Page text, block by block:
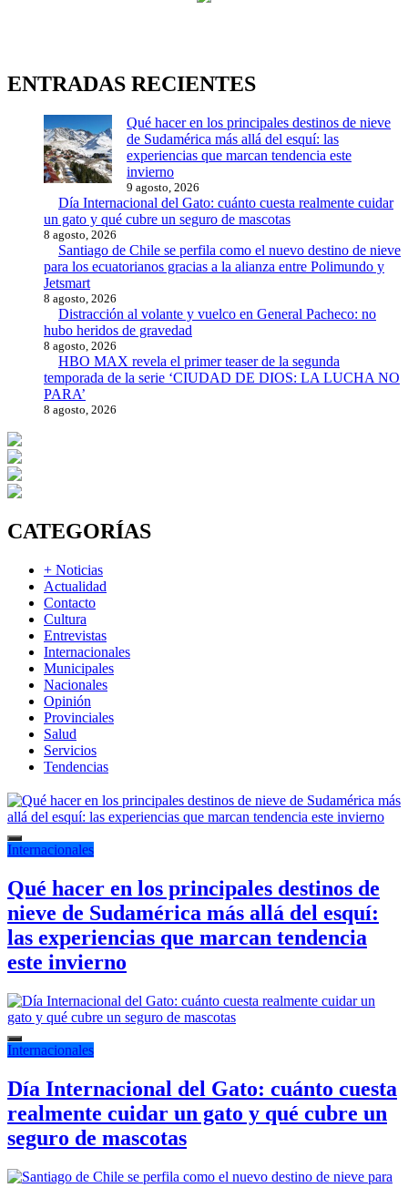
ENTRADAS RECIENTES
Qué hacer en los principales destinos de nieve
de Sudamérica más allá del esquí: las
experiencias que marcan tendencia este
invierno
9 agosto, 2026
Día Internacional del Gato: cuánto cuesta realmente cuidar
un gato y qué cubre un seguro de mascotas
8 agosto, 2026
Santiago de Chile se perfila como el nuevo destino de nieve
para los ecuatorianos gracias a la alianza entre Polimundo y
Jetsmart
8 agosto, 2026
Distracción al volante y vuelco en General Pacheco: no
hubo heridos de gravedad
8 agosto, 2026
HBO MAX revela el primer teaser de la segunda
temporada de la serie ‘CIUDAD DE DIOS: LA LUCHA NO
PARA’
8 agosto, 2026
CATEGORÍAS
+ Noticias
Actualidad
Contacto
Cultura
Entrevistas
Internacionales
Municipales
Nacionales
Opinión
Provinciales
Salud
Servicios
Tendencias
Internacionales
Qué hacer en los principales destinos de
nieve de Sudamérica más allá del esquí:
las experiencias que marcan tendencia
este invierno
Internacionales
Día Internacional del Gato: cuánto cuesta
realmente cuidar un gato y qué cubre un
seguro de mascotas